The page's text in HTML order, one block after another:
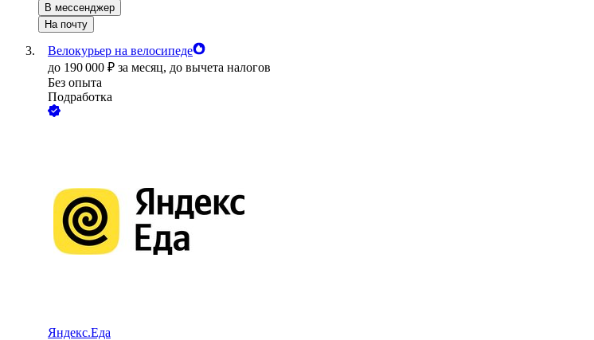
В мессенджер
На почту
Велокурьер на велосипеде
до 190 000 ₽ за месяц, до вычета налогов
Без опыта
Подработка
Яндекс.Еда